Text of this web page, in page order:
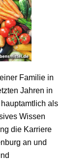
Familie in
Jahren in
als
Wissen
die Karriere
an und